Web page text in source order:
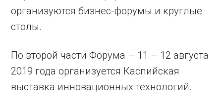
организуются бизнес-форумы и круглые
столы.
По второй части Форума – 11 – 12 августа
2019 года организуется Каспийская
выставка инновационных технологий.